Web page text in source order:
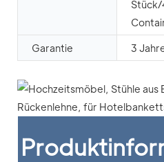
Garantie 3